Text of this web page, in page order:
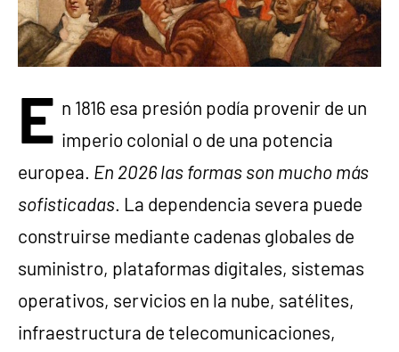
E n 1816 esa presión podía provenir de un
imperio colonial o de una potencia
europea. En 2026 las formas son mucho más
sofisticadas. La dependencia severa puede
construirse mediante cadenas globales de
suministro, plataformas digitales, sistemas
operativos, servicios en la nube, satélites,
infraestructura de telecomunicaciones,